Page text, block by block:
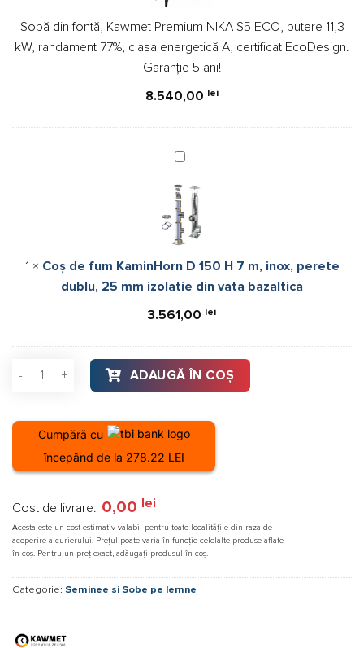
S5
ECO,
putere
kW,
clasa
A,
certificat
EcoDesign.
5
ani!
Sobă din fontă, Kawmet Premium NIKA S5 ECO, putere 11,3
kW, randament 77%, clasa energetică A, certificat EcoDesign.
Garanție 5 ani!
8.540,00 lei
Coș
fum
KaminHorn
H
7
perete
25
izolatie
din
vata
bazaltica
1 × Coș de fum KaminHorn D 150 H 7 m, inox, perete
dublu, 25 mm izolatie din vata bazaltica
3.561,00 lei
Cantitate Sobă din fontă, Kawmet Premium NIKA S5 ECO,
ADAUGĂ ÎN COȘ
Cumpără cu
începând de la 278.22 LEI
Cost de livrare: 0,00 lei
Acesta este un cost estimativ valabil pentru toate localitățile din raza de
acoperire a curierului. Prețul poate varia în funcție celelalte produse aflate
în coș. Pentru un preț exact, adăugați produsul în coș.
Categorie: Seminee si Sobe pe lemne